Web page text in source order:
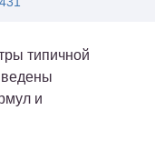
типичной
и